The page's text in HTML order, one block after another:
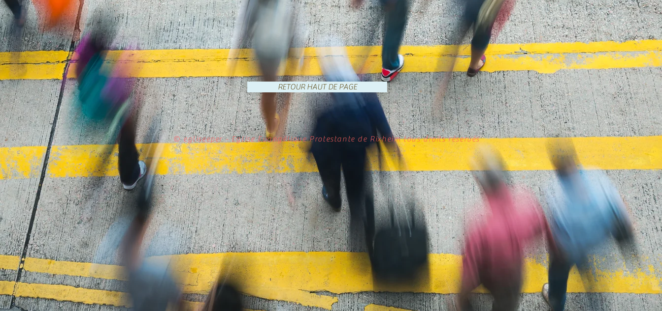
RETOUR HAUT DE PAGE
© egliseeper - Eglise Evangélique Protestante de Rixheim tous droits réservés